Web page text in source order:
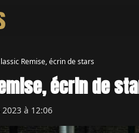
Remise, écrin de stars
écrin de
à 12:06